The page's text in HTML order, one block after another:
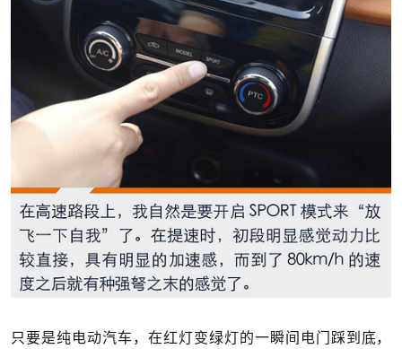
只要是纯电动汽车，在红灯变绿灯的一瞬间电门踩到底，